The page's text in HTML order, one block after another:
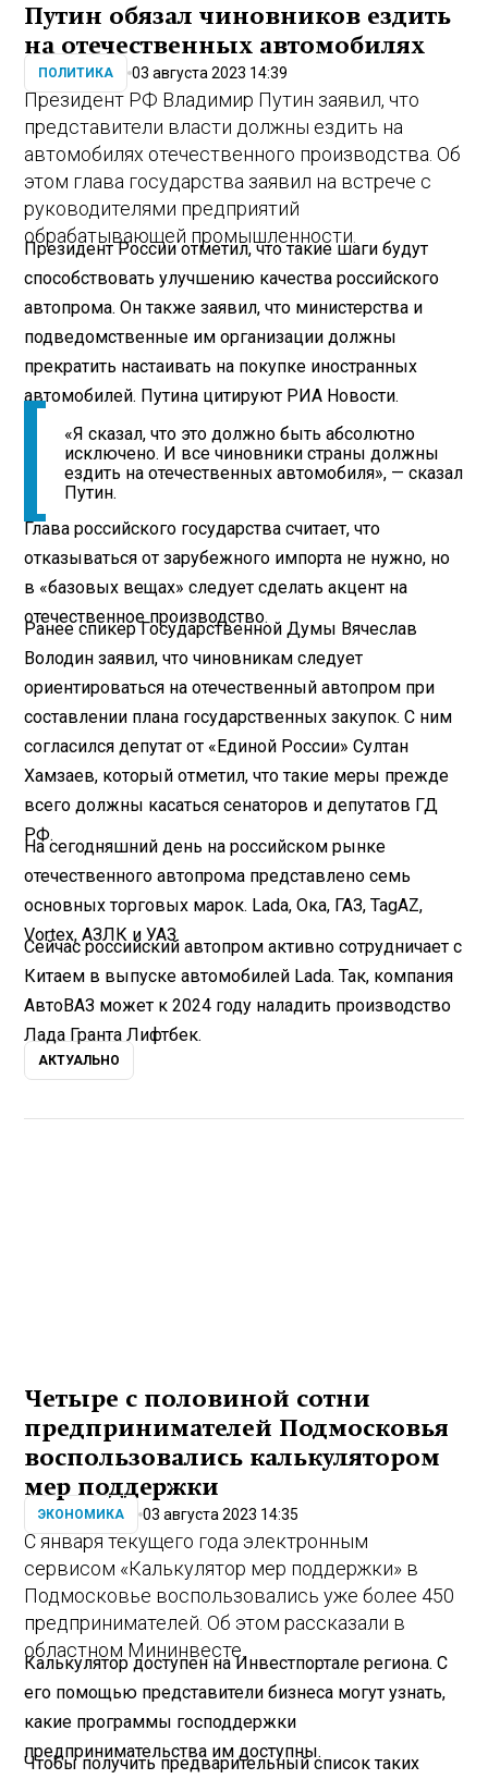
Путин обязал чиновников ездить
на отечественных автомобилях
ПОЛИТИКА 03 августа 2023 14:39
Президент РФ Владимир Путин заявил, что
представители власти должны ездить на
автомобилях отечественного производства. Об
этом глава государства заявил на встрече с
руководителями предприятий
обрабатывающей промышленности.
Президент России отметил, что такие шаги будут
способствовать улучшению качества российского
автопрома. Он также заявил, что министерства и
подведомственные им организации должны
прекратить настаивать на покупке иностранных
автомобилей. Путина цитируют РИА Новости.
«Я сказал, что это должно быть абсолютно
исключено. И все чиновники страны должны
ездить на отечественных автомобиля», — сказал
Путин.
Глава российского государства считает, что
отказываться от зарубежного импорта не нужно, но
в «базовых вещах» следует сделать акцент на
отечественное производство.
Ранее спикер Государственной Думы Вячеслав
Володин заявил, что чиновникам следует
ориентироваться на отечественный автопром при
составлении плана государственных закупок. С ним
согласился депутат от «Единой России» Султан
Хамзаев, который отметил, что такие меры прежде
всего должны касаться сенаторов и депутатов ГД
РФ.
На сегодняшний день на российском рынке
отечественного автопрома представлено семь
основных торговых марок. Lada, Ока, ГАЗ, TagAZ,
Vortex, АЗЛК и УАЗ.
Сейчас российский автопром активно сотрудничает с
Китаем в выпуске автомобилей Lada. Так, компания
АвтоВАЗ может к 2024 году наладить производство
Лада Гранта Лифтбек.
АКТУАЛЬНО
Четыре с половиной сотни
предпринимателей Подмосковья
воспользовались калькулятором
мер поддержки
ЭКОНОМИКА 03 августа 2023 14:35
С января текущего года электронным
сервисом «Калькулятор мер поддержки» в
Подмосковье воспользовались уже более 450
предпринимателей. Об этом рассказали в
областном Мининвесте.
Калькулятор доступен на Инвестпортале региона. С
его помощью представители бизнеса могут узнать,
какие программы господдержки
предпринимательства им доступны.
Чтобы получить предварительный список таких